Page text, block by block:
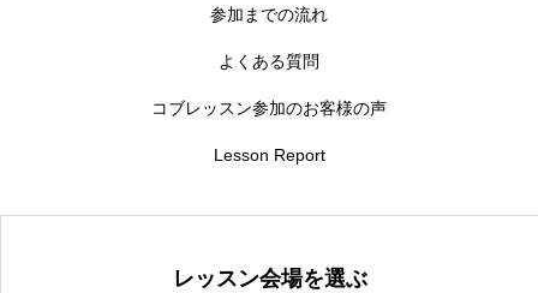
参加までの流れ
よくある質問
コブレッスン参加のお客様の声
Lesson Report
レッスン会場を選ぶ